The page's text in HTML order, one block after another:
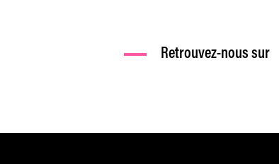
Retrouvez-nous sur